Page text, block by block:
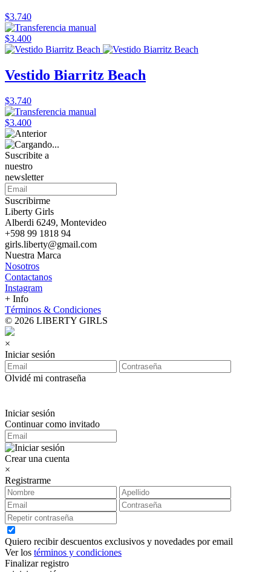
$3.740
$3.400
Vestido Biarritz Beach
$3.740
$3.400
Suscribite a
nuestro
newsletter
Suscribirme
Liberty Girls
Alberdi 6249, Montevideo
+598 99 1818 94
girls.liberty@gmail.com
Nuestra Marca
Nosotros
Contactanos
Instagram
+ Info
Términos & Condiciones
© 2026 LIBERTY GIRLS
×
Iniciar sesión
Olvidé mi contraseña
Iniciar sesión
Continuar como invitado
Crear una cuenta
×
Registrarme
Quiero recibir descuentos exclusivos y novedades por email
Ver los términos y condiciones
Finalizar registro